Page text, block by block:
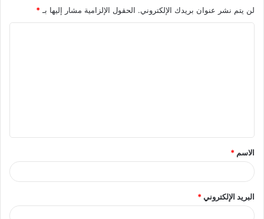
لن يتم نشر عنوان بريدك الإلكتروني. الحقول الإلزامية مشار إليها بـ *
ق
*
الاسم *
البريد الإلكتروني*